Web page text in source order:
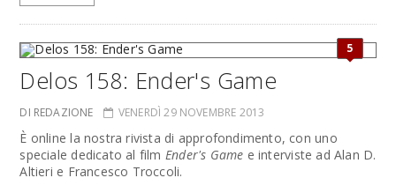
5
Delos 158: Ender's Game
DI REDAZIONE VENERDÌ 29 NOVEMBRE 2013
È online la nostra rivista di approfondimento, con uno
speciale dedicato al film Ender's Game e interviste ad Alan D.
Altieri e Francesco Troccoli.